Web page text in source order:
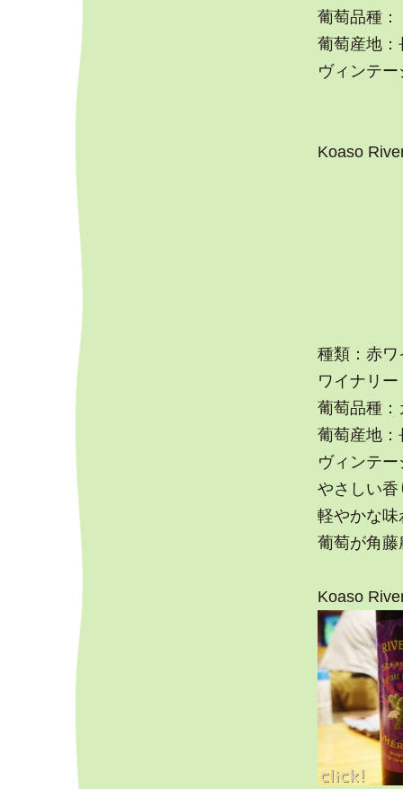
葡萄品種
葡萄産地
ヴィンテ
Koaso
種類：赤ワ
ワイナリ
葡萄品種
葡萄産地
ヴィンテ
やさしい
軽やかな味
葡萄が角
Koaso